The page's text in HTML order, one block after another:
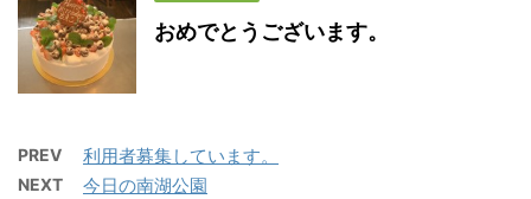
おめでとうございます。
PREV 利用者募集しています。
NEXT 今日の南湖公園